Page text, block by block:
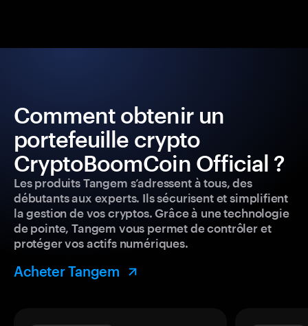
Comment obtenir un
portefeuille crypto
CryptoBoomCoin Official ?
Les produits Tangem s’adressent à tous, des
débutants aux experts. Ils sécurisent et simplifient
la gestion de vos cryptos. Grâce à une technologie
de pointe, Tangem vous permet de contrôler et
protéger vos actifs numériques.
Acheter Tangem